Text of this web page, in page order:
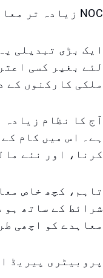
NOC زیادہ تر معاملات میں لازمی نہیں ہے
ایک بڑی تبدیلی
لئے بغیر کسی
ملکی کارکنوں کے
آج کا نظام زیادہ
ہے۔ اس میں کام
کرنا، اور نئے
تاہم، کچھ خاص
شرائط کے ساتھ ہو
معاہدے کو اچھی
پروبیٹری پیریڈ